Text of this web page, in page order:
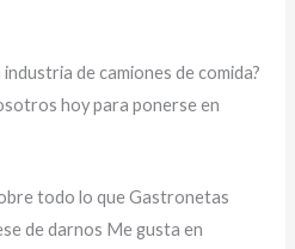
de camiones de comida?
hoy para ponerse en
todo lo que Gastronetas
de darnos Me gusta en